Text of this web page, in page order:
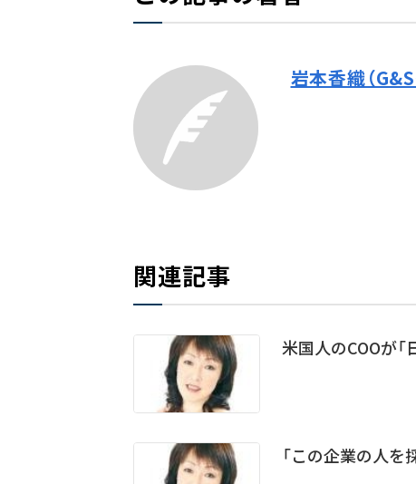
岩本香織（
関連記事
米国人のCOOが
「この企業の人を